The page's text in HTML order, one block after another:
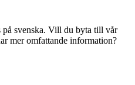
svenska. Vill du byta till vår
mer omfattande information?